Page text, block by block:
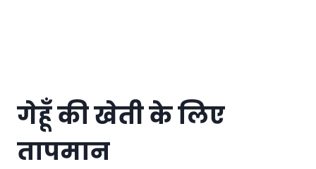
गेहूँ की खेती के लिए
तापमान